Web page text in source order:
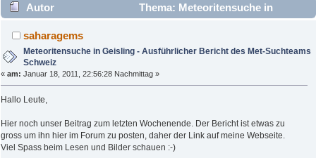
Autor
Thema: Meteoritensuche in
Geisling - Ausführlicher Bericht des Met-Suchteams Schweiz
(Gelesen 4879 mal)
saharagems
Meteoritensuche in Geisling - Ausführlicher Bericht des Met-Suchteams
Schweiz
« am: Januar 18, 2011, 22:56:28 Nachmittag »
Hallo Leute,
Hier noch unser Beitrag zum letzten Wochenende. Der Bericht ist etwas zu
gross um ihn hier im Forum zu posten, daher der Link auf meine Webseite.
Viel Spass beim Lesen und Bilder schauen :-)